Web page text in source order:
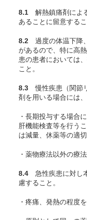
8.1 解熱鎮痛剤によ
あることに留意するこ
8.2 過度の体温下降
があるので、特に高
患の患者においては
こと。
8.3 慢性疾患（関節
剤を用いる場合には
・長期投与する場合
肝機能検査等を行う
は減量、休薬等の適
・薬物療法以外の療
8.4 急性疾患に対し
慮すること。
・疼痛、発熱の程度